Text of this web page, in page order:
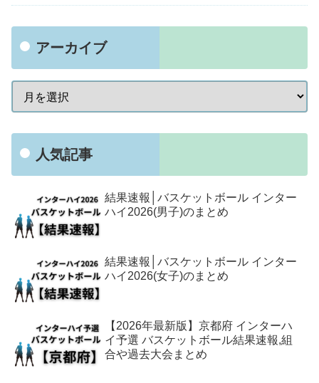
アーカイブ
人気記事
結果速報│バスケットボール インター
ハイ2026(男子)のまとめ
結果速報│バスケットボール インター
ハイ2026(女子)のまとめ
【2026年最新版】京都府 インターハ
イ予選 バスケットボール結果速報,組
合や過去大会まとめ